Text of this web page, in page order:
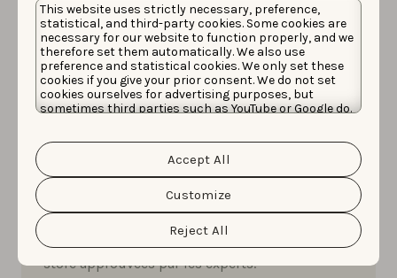
This website uses strictly necessary, preference,
statistical, and third-party cookies. Some cookies are
necessary for our website to function properly, and we
therefore set them automatically. We also use
preference and statistical cookies. We only set these
cookies if you give your prior consent. We do not set
cookies ourselves for advertising purposes, but
sometimes third parties such as YouTube or Google do.
information about the protection of your personal
data and the different cookies we use, please read our
Cookie Policy&Privacy Policy. You can customize your
cookie settings and preferences by clicking the
“Customize” button.
Reject All
Customize
Accept All
Start ASO
9 AVRIL 2025
captures d’écran app :
meilleures pratiques
Boostez le succès de votre app avec les
meilleures pratiques de captures d'écran app
store approuvées par les experts.